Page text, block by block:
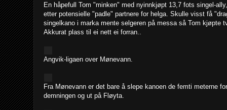
En håpefull Tom "minken" med nyinnkjøpt 13,7 fots singel-
etter potensielle "padle" partnere for helga. Skulle visst få
singelkano i marka mente selgeren på messa så Tom kjøpte
Akkurat plass til ei nett ei forran..
Angvik-ligaen over Mønevann.
Fra Mønevann er det bare å slepe kanoen de femti meterne
demningen og ut på Fløyta.